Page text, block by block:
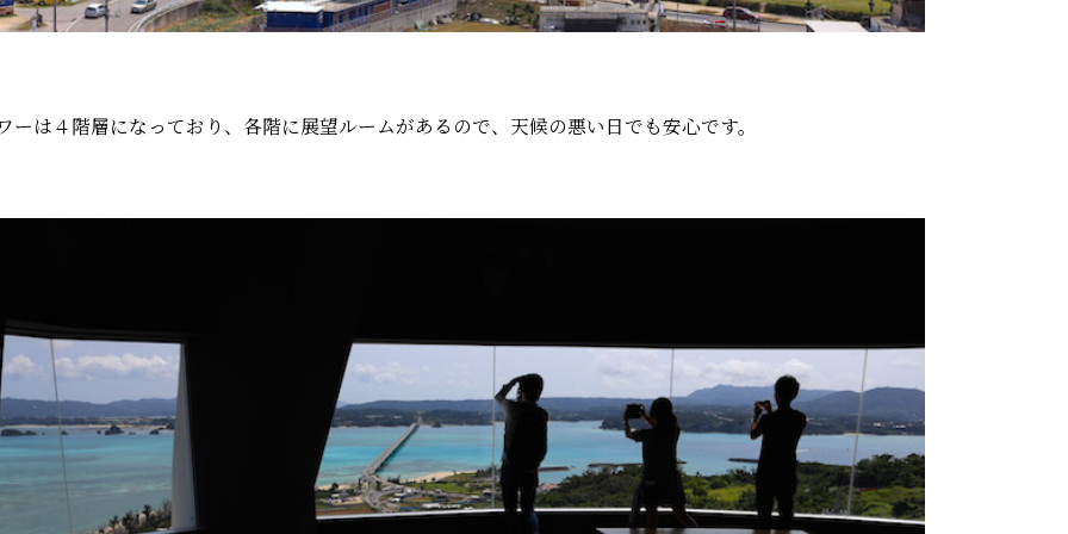
ーは４階層になっており、各階に展望ルームがあるので、天候の悪い日でも安心です。